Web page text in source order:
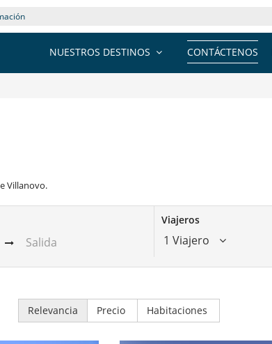
CONTÁCTENOS
NUESTROS DESTINOS
Villanovo.
Viajeros
1 Viajero
Relevancia Precio Habitaciones